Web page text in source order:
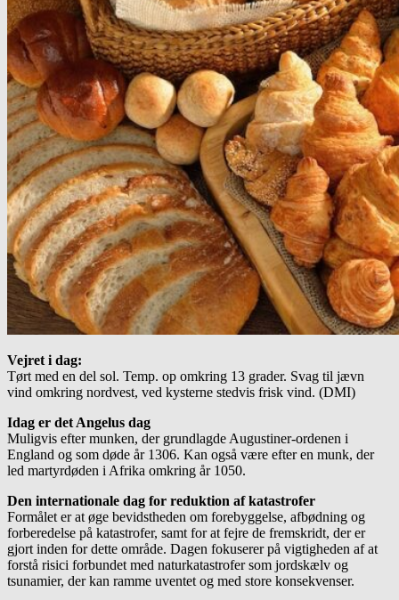
Vejret i dag:
Tørt med en del sol. Temp. op omkring 13 grader. Svag til jævn
vind omkring nordvest, ved kysterne stedvis frisk vind. (DMI)
Idag er det Angelus dag
Muligvis efter munken, der grundlagde Augustiner-ordenen i
England og som døde år 1306. Kan også være efter en munk, der
led martyrdøden i Afrika omkring år 1050.
Den internationale dag for reduktion af katastrofer
Formålet er at øge bevidstheden om forebyggelse, afbødning og
forberedelse på katastrofer, samt for at fejre de fremskridt, der er
gjort inden for dette område. Dagen fokuserer på vigtigheden af at
forstå risici forbundet med naturkatastrofer som jordskælv og
tsunamier, der kan ramme uventet og med store konsekvenser.